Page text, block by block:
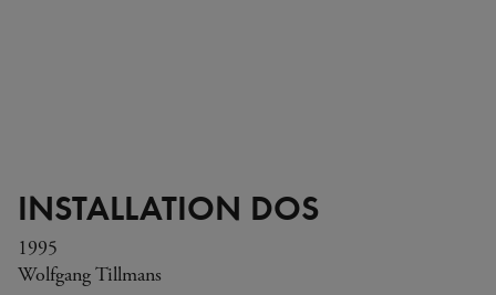
INSTALLATION DOS
1995
Wolfgang Tillmans